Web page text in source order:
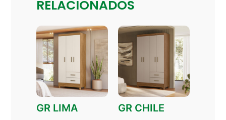
RELACIONADOS
GR LIMA GR CHILE